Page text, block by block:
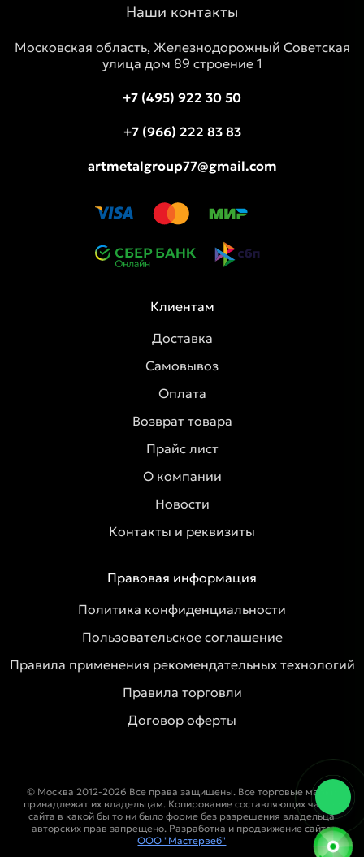
Наши контакты
Московская область, Железнодорожный Советская
улица дом 89 строение 1
+7 (495) 922 30 50
+7 (966) 222 83 83
artmetalgroup77@gmail.com
Клиентам
Доставка
Самовывоз
Оплата
Возврат товара
Прайс лист
О компании
Новости
Контакты и реквизиты
Правовая информация
Политика конфиденциальности
Пользовательское соглашение
Правила применения рекомендательных технологий
Правила торговли
Договор оферты
© Москва 2012-2026 Все права защищены. Все торговые марки
принадлежат их владельцам. Копирование составляющих частей
сайта в какой бы то ни было форме без разрешения владельца
авторских прав запрещено. Разработка и продвижение сайта
ООО "Мастервеб"